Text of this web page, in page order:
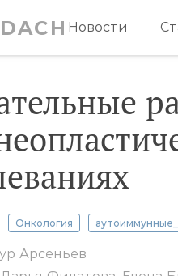
Новости
Онкология
Арсеньев